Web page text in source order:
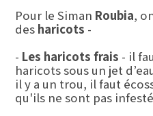
Pour le Siman Roubia,
des haricots -
- Les haricots frais - il
haricots sous un jet
il y a un trou, il faut
qu'ils ne sont pas